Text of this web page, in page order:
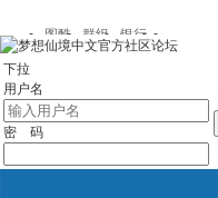
图酷 群组 银行
下拉
用户名
密 码